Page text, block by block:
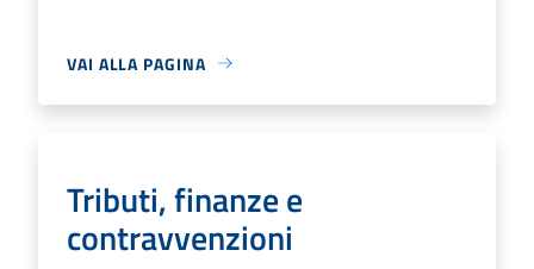
VAI ALLA PAGINA
Tributi, finanze e
contravvenzioni